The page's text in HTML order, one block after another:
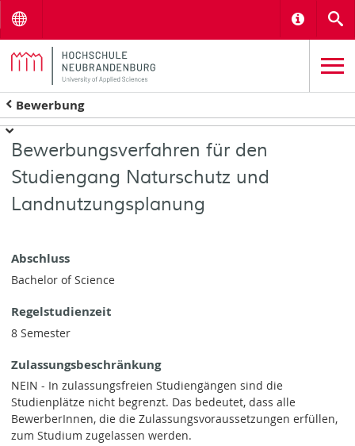
Bewerbung
Bewerbungsverfahren für den
Studiengang Naturschutz und
Landnutzungsplanung
Abschluss
Bachelor of Science
Regelstudienzeit
8 Semester
Zulassungsbeschränkung
NEIN - In zulassungsfreien Studiengängen sind die
Studienplätze nicht begrenzt. Das bedeutet, dass alle
BewerberInnen, die die Zulassungsvoraussetzungen erfüllen,
zum Studium zugelassen werden.